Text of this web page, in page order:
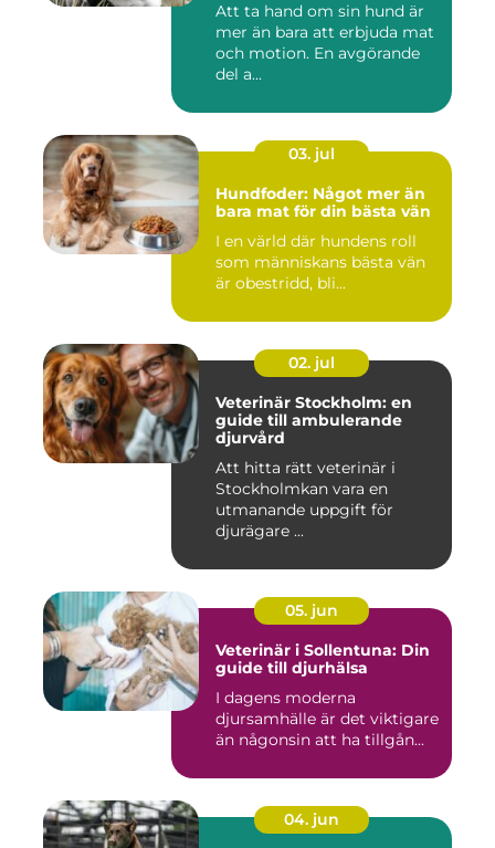
Att ta hand om sin hund är
mer än bara att erbjuda mat
och motion. En avgörande
del a...
03. jul
Hundfoder: Något mer än
bara mat för din bästa vän
I en värld där hundens roll
som människans bästa vän
är obestridd, bli...
02. jul
Veterinär Stockholm: en
guide till ambulerande
djurvård
Att hitta rätt veterinär i
Stockholmkan vara en
utmanande uppgift för
djurägare ...
05. jun
Veterinär i Sollentuna: Din
guide till djurhälsa
I dagens moderna
djursamhälle är det viktigare
än någonsin att ha tillgån...
04. jun